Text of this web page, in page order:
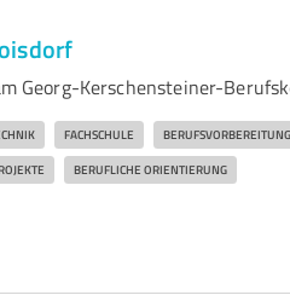
Georg-Kerschensteiner-
FACHSCHULE BERUFSVORBEREITUNG
BERUFLICHE ORIENTIERUNG